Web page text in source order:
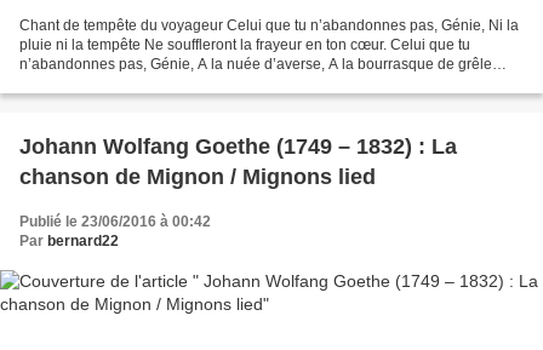
Chant de tempête du voyageur Celui que tu n’abandonnes pas, Génie, Ni la
pluie ni la tempête Ne souffleront la frayeur en ton cœur. Celui que tu
n’abandonnes pas, Génie, A la nuée d’averse, A la bourrasque de grêle
Johann Wolfang Goethe (1749 – 1832) : La
chanson de Mignon / Mignons lied
Publié le 23/06/2016 à 00:42
Par bernard22